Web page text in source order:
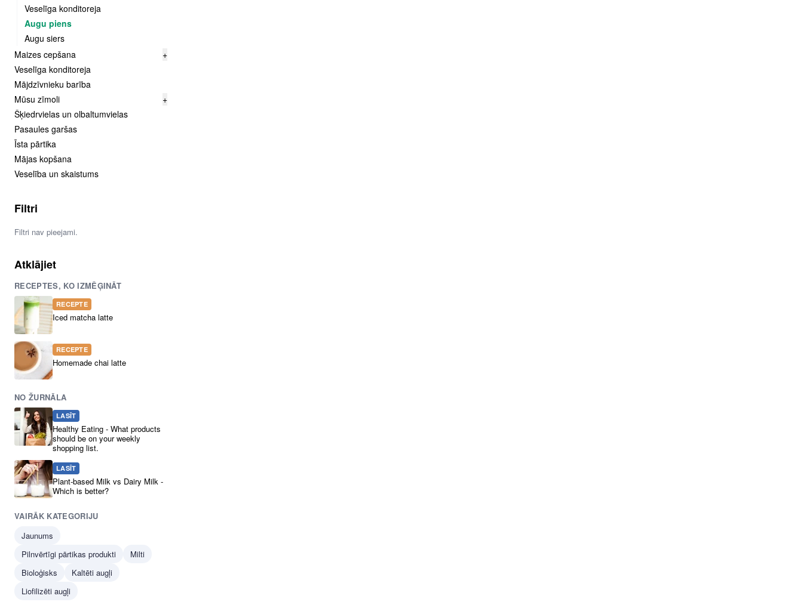
Veselīga konditoreja
Augu piens
Augu siers
Maizes cepšana
+
Veselīga konditoreja
Mājdzīvnieku barība
Mūsu zīmoli
+
Šķiedrvielas un olbaltumvielas
Pasaules garšas
Īsta pārtika
Mājas kopšana
Veselība un skaistums
Filtri
Filtri nav pieejami.
Atklājiet
RECEPTES, KO IZMĒĢINĀT
RECEPTE
Iced matcha latte
RECEPTE
Homemade chai latte
NO ŽURNĀLA
LASĪT
Healthy Eating - What products
should be on your weekly
shopping list.
LASĪT
Plant-based Milk vs Dairy Milk -
Which is better?
VAIRĀK KATEGORIJU
Jaunums
Pilnvērtīgi pārtikas produkti
Milti
Bioloģisks
Kaltēti augļi
Liofilizēti augļi